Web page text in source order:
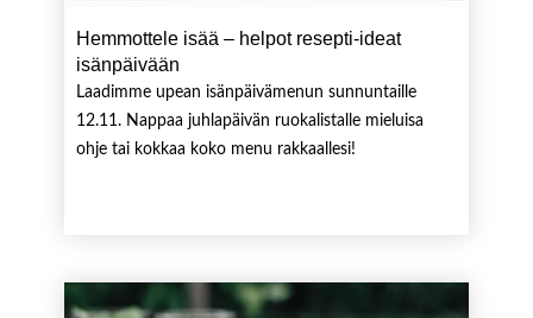
Hemmottele isää – helpot resepti-ideat
isänpäivään
Laadimme upean isänpäivämenun sunnuntaille
12.11. Nappaa juhlapäivän ruokalistalle mieluisa
ohje tai kokkaa koko menu rakkaallesi!